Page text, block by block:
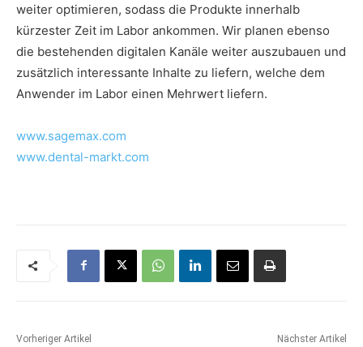
weiter optimieren, sodass die Produkte innerhalb
kürzester Zeit im Labor ankommen. Wir planen ebenso
die bestehenden digitalen Kanäle weiter auszubauen und
zusätzlich interessante Inhalte zu liefern, welche dem
Anwender im Labor einen Mehrwert liefern.
www.sagemax.com
www.dental-markt.com
Vorheriger Artikel Nächster Artikel